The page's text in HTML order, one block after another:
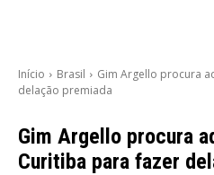
Início Brasil
Gim Argello procura
delação premiada
Gim Argello procura
Curitiba para fazer